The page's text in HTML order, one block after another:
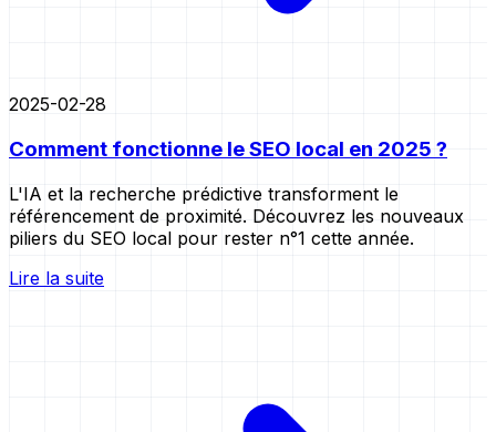
2025-02-28
Comment fonctionne le SEO local en 2025 ?
L'IA et la recherche prédictive transforment le
référencement de proximité. Découvrez les nouveaux
piliers du SEO local pour rester n°1 cette année.
Lire la suite